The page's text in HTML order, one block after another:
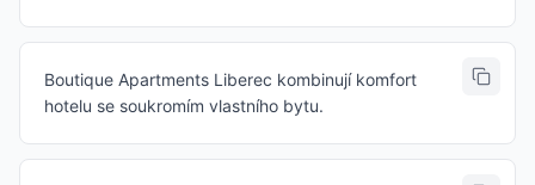
Boutique Apartments Liberec kombinují komfort
hotelu se soukromím vlastního bytu.